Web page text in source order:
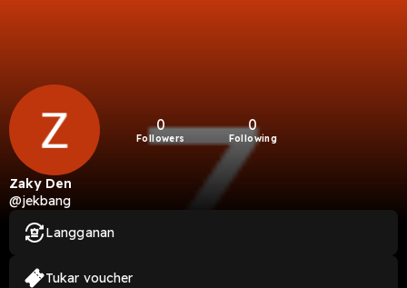
0
Followers
0
Following
Zaky Den
@jekbang
Langganan
Tukar voucher